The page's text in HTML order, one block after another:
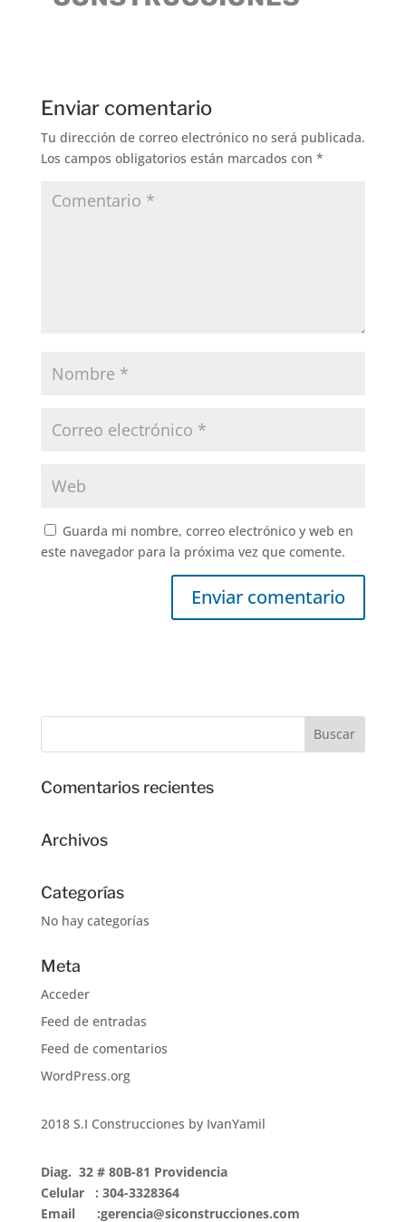
Enviar comentario
Tu dirección de correo electrónico no será publicada.
Los campos obligatorios están marcados con *
Guarda mi nombre, correo electrónico y web en
este navegador para la próxima vez que comente.
Comentarios recientes
Archivos
Categorías
No hay categorías
Meta
Acceder
Feed de entradas
Feed de comentarios
WordPress.org
2018 S.I Construcciones by IvanYamil
Diag. 32 # 80B-81 Providencia
Celular : 304-3328364
Email :gerencia@siconstrucciones.com